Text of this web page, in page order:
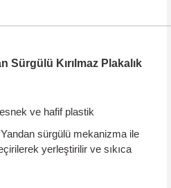
Sürgülü Kırılmaz Plakalık
esnek ve hafif plastik
Yandan sürgülü mekanizma ile
yerleştirilir ve sıkıca